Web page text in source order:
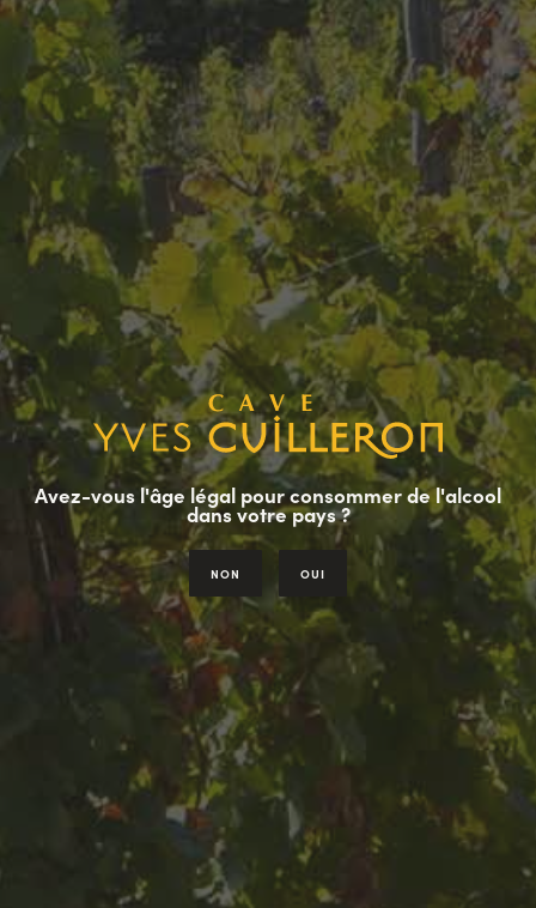
BIENVENUE À LA CAVE CUILLERON
Cave Yves Cuilleron
Le vin fait partie de mon histoire familiale depuis trois
générations.
Avez-vous l'âge légal pour consommer de l'alcool
dans votre pays ?
NON OUI